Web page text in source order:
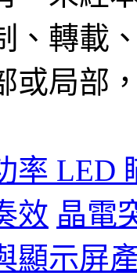
、轉載
或局部
率 LED
效 晶電
顯示屏